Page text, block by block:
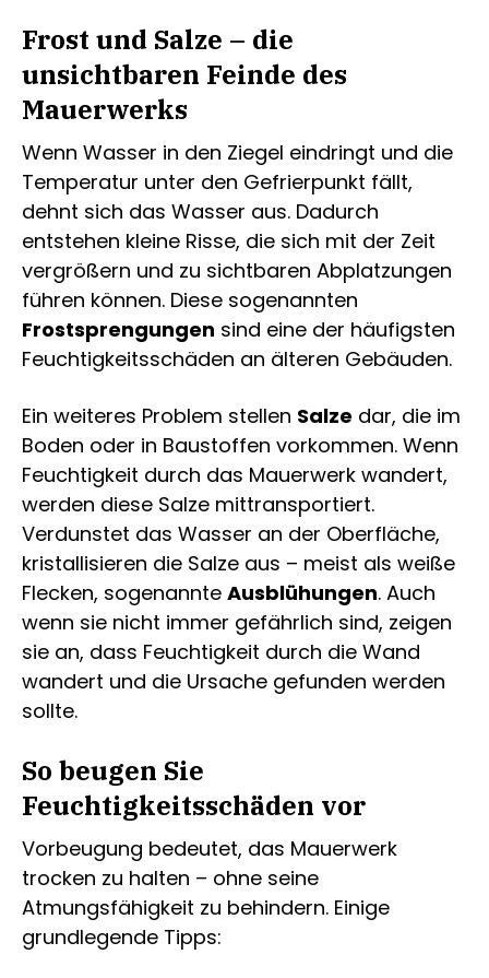
Frost und Salze – die
unsichtbaren Feinde des
Mauerwerks
Wenn Wasser in den Ziegel eindringt und die
Temperatur unter den Gefrierpunkt fällt,
dehnt sich das Wasser aus. Dadurch
entstehen kleine Risse, die sich mit der Zeit
vergrößern und zu sichtbaren Abplatzungen
führen können. Diese sogenannten
Frostsprengungen sind eine der häufigsten
Feuchtigkeitsschäden an älteren Gebäuden.
Ein weiteres Problem stellen Salze dar, die im
Boden oder in Baustoffen vorkommen. Wenn
Feuchtigkeit durch das Mauerwerk wandert,
werden diese Salze mittransportiert.
Verdunstet das Wasser an der Oberfläche,
kristallisieren die Salze aus – meist als weiße
Flecken, sogenannte Ausblühungen. Auch
wenn sie nicht immer gefährlich sind, zeigen
sie an, dass Feuchtigkeit durch die Wand
wandert und die Ursache gefunden werden
sollte.
So beugen Sie
Feuchtigkeitsschäden vor
Vorbeugung bedeutet, das Mauerwerk
trocken zu halten – ohne seine
Atmungsfähigkeit zu behindern. Einige
grundlegende Tipps: